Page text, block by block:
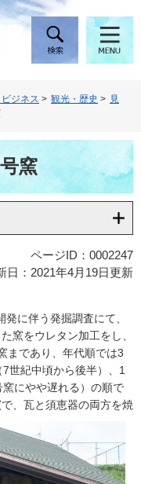
ジネス > 観光・歴史 > 見
窯
ページID：0002247
日：2021年4月19日更新
に伴う発掘調査にて、
窯をウレタン加工をし、
まであり、年代順では3
世紀中頃から後半）、1
にやや遅れる）の順で
、瓦と須恵器の両方を焼